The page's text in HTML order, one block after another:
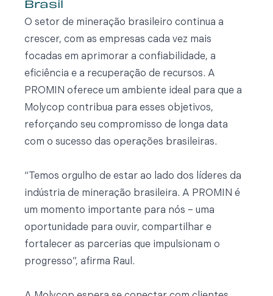
Brasil
O setor de mineração brasileiro continua a
crescer, com as empresas cada vez mais
focadas em aprimorar a confiabilidade, a
eficiência e a recuperação de recursos. A
PROMIN oferece um ambiente ideal para que a
Molycop contribua para esses objetivos,
reforçando seu compromisso de longa data
com o sucesso das operações brasileiras.
“Temos orgulho de estar ao lado dos líderes da
indústria de mineração brasileira. A PROMIN é
um momento importante para nós – uma
oportunidade para ouvir, compartilhar e
fortalecer as parcerias que impulsionam o
progresso”, afirma Raul.